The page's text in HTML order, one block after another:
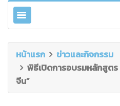
หน้าแรก
ข่าวและกิจกรรม
พิธีเปิดการอบรมหลักสูต
จีน”